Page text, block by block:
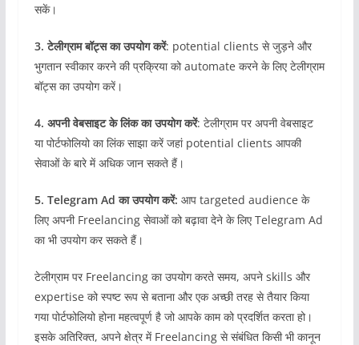
सकें।
3. टेलीग्राम बॉट्स का उपयोग करें: potential clients से जुड़ने और
भुगतान स्वीकार करने की प्रक्रिया को automate करने के लिए टेलीग्राम
बॉट्स का उपयोग करें।
4. अपनी वेबसाइट के लिंक का उपयोग करें: टेलीग्राम पर अपनी वेबसाइट
या पोर्टफोलियो का लिंक साझा करें जहां potential clients आपकी
सेवाओं के बारे में अधिक जान सकते हैं।
5. Telegram Ad का उपयोग करें: आप targeted audience के
लिए अपनी Freelancing सेवाओं को बढ़ावा देने के लिए Telegram Ad
का भी उपयोग कर सकते हैं।
टेलीग्राम पर Freelancing का उपयोग करते समय, अपने skills और
expertise को स्पष्ट रूप से बताना और एक अच्छी तरह से तैयार किया
गया पोर्टफोलियो होना महत्वपूर्ण है जो आपके काम को प्रदर्शित करता हो।
इसके अतिरिक्त, अपने क्षेत्र में Freelancing से संबंधित किसी भी कानून